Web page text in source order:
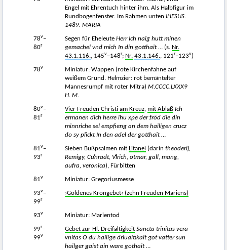
Engel mit Ehrentuch hinter ihm. Als Halbfigur im
Rundbogenfenster. Im Rahmen unten IHESUS.
1489. MARIA
78v–
80r
Segen für Eheleute Herr Ich naig hutt minen
gemachel vnd mich In din gotthait… (s. Nr.
43.1.116., 145v–148r; Nr. 43.1.146., 121r–123v)
78v
Miniatur: Wappen (rote Kirchenfahne auf
weißem Grund. Helmzier: rot bemäntelter
Mannesrumpf mit roter Mitra) M.CCCC.LXXX9
H. M.
80v–
81r
Vier Freuden Christi am Kreuz, mit Ablaß Ich
ermanen dich herre ihu xpe der fröd die din
minnriche sel empfieng an dem hailigen crucz
do sy plickt In den adel der gotthait…
81v–
93r
Sieben Bußpsalmen mit Litanei (darin theoderij,
Remigy, Cuͦnradt, Vͦlrich, otmar, gall, mang,
aufra, veronica), Fürbitten
81v Miniatur: Gregoriusmesse
93v–
99r
›Goldenes Krongebet‹ (zehn Freuden Mariens)
93v Miniatur: Marientod
99r–
99v
Gebet zur Hl. Dreifaltigkeit Sancta trinitas vera
vnitas O du hailige driualtikait got vatter sun
hailger gaist ain ware gothait…